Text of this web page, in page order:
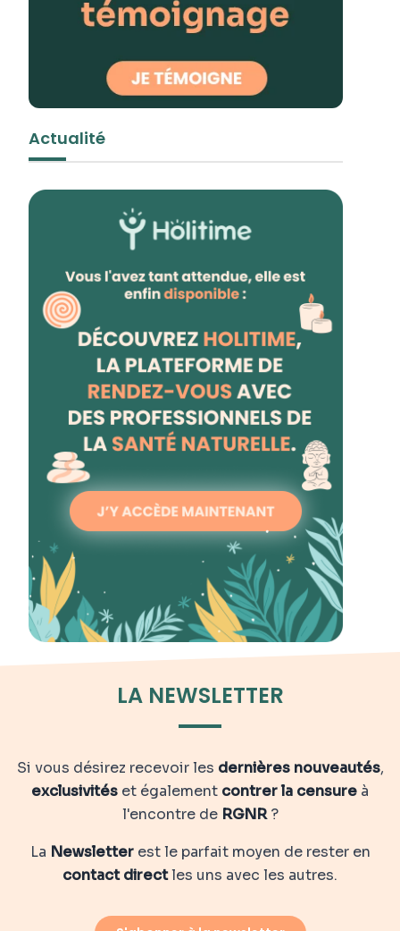
Actualité
LA NEWSLETTER
Si vous désirez recevoir les dernières nouveautés,
exclusivités et également contrer la censure à
l'encontre de RGNR?
La Newsletterest le parfait moyen de rester en
contact directles uns avec les autres.